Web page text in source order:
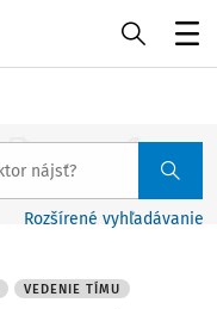
Rozšírené vyhľadávanie
VEDENIE TÍMU